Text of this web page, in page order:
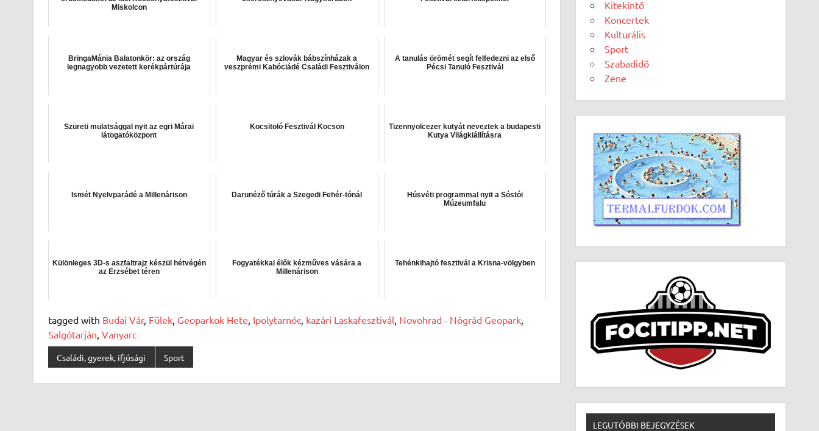
Miskolcon
BringaMánia Balatonkör: az ország
legnagyobb vezetett kerékpártúrája
Magyar és szlovák bábszínházak a
veszprémi Kabóciádé Családi Fesztiválon
A tanulás örömét segít felfedezni az első
Pécsi Tanuló Fesztivál
Szüreti mulatsággal nyit az egri Márai
látogatóközpont
Kocsitoló Fesztivál Kocson
Tizennyolcezer kutyát neveztek a budapesti
Kutya Világkiállításra
Ismét Nyelvparádé a Millenárison Darunéző túrák a Szegedi Fehér-tónál
Húsvéti programmal nyit a Sóstói
Múzeumfalu
Különleges 3D-s aszfaltrajz készül hétvégén
az Erzsébet téren
Fogyatékkal élők kézműves vására a
Millenárison
Tehénkihajtó fesztivál a Krisna-völgyben
tagged with Budai Vár, Fülek, Geoparkok Hete Ipolytarnóc, kazári Laskafesztivál Novohrad - Nógrád Geopark,
Salgótarján Vanyarc
Családi, gyerek, ifjúsági Sport
Kitekintő
Koncertek
Kulturális
Sport
Szabadidő
Zene
LEGUTÓBBI BEJEGYZÉSEK